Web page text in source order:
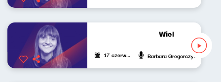
Wielki świat
17 czerwca 2023 Barbara Gregorczyk